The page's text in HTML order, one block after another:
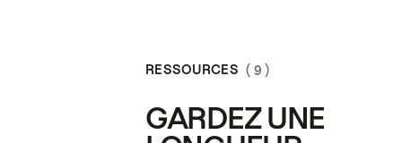
RESSOURCES ( 9 )
GARDEZ UNE